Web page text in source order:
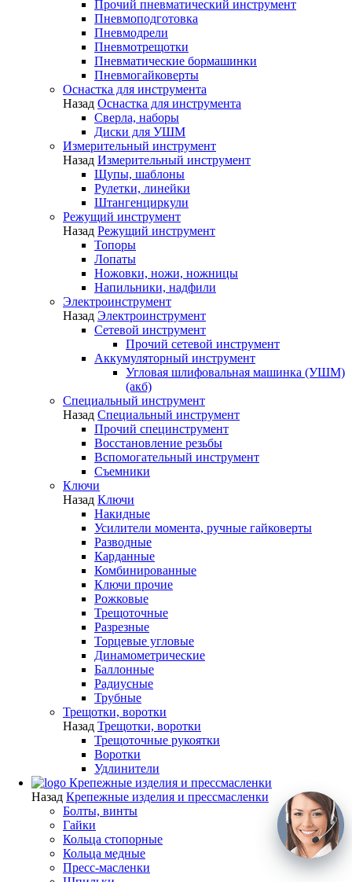
Прочий пневматический инструмент
Пневмоподготовка
Пневмодрели
Пневмотрещотки
Пневматические бормашинки
Пневмогайковерты
Оснастка для инструмента
Назад Оснастка для инструмента
Сверла, наборы
Диски для УШМ
Измерительный инструмент
Назад Измерительный инструмент
Щупы, шаблоны
Рулетки, линейки
Штангенциркули
Режущий инструмент
Назад Режущий инструмент
Топоры
Лопаты
Ножовки, ножи, ножницы
Напильники, надфили
Электроинструмент
Назад Электроинструмент
Сетевой инструмент
Прочий сетевой инструмент
Аккумуляторный инструмент
Угловая шлифовальная машинка (УШМ)
(акб)
Специальный инструмент
Назад Специальный инструмент
Прочий специнструмент
Восстановление резьбы
Вспомогательный инструмент
Съемники
Ключи
Назад Ключи
Накидные
Усилители момента, ручные гайковерты
Разводные
Карданные
Комбинированные
Ключи прочие
Рожковые
Трещоточные
Разрезные
Торцевые угловые
Динамометрические
Баллонные
Радиусные
Трубные
Трещотки, воротки
Назад Трещотки, воротки
Трещоточные рукоятки
Воротки
Удлинители
Крепежные изделия и прессмасленки
Назад Крепежные изделия и прессмасленки
Болты, винты
Гайки
Кольца стопорные
Кольца медные
Пресс-масленки